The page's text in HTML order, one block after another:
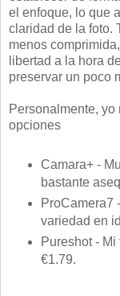
el enfoque, lo que
claridad de la foto.
menos
libertad a la hora
preservar un poco
Personalmente,
opciones
Camara+ -
bastante
ProCamera7
variedad en
Pureshot -
€1.79.